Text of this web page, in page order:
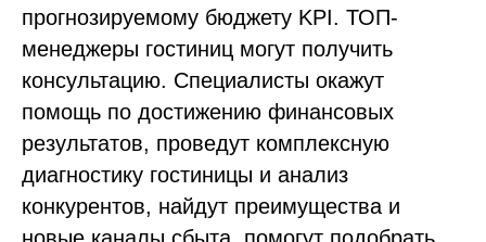
прогнозируемому бюджету KPI. ТОП-
менеджеры гостиниц могут получить
консультацию. Специалисты окажут
помощь по достижению финансовых
результатов, проведут комплексную
диагностику гостиницы и анализ
конкурентов, найдут преимущества и